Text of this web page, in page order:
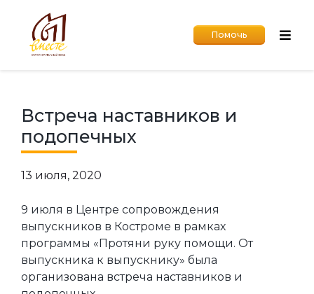
Помочь
Встреча наставников и
подопечных
13 июля, 2020
9 июля в Центре сопровождения
выпускников в Костроме в рамках
программы «Протяни руку помощи. От
выпускника к выпускнику» была
организована встреча наставников и